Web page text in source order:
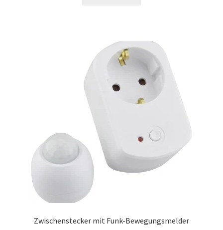
Zwischenstecker mit Funk-Bewegungsmelder